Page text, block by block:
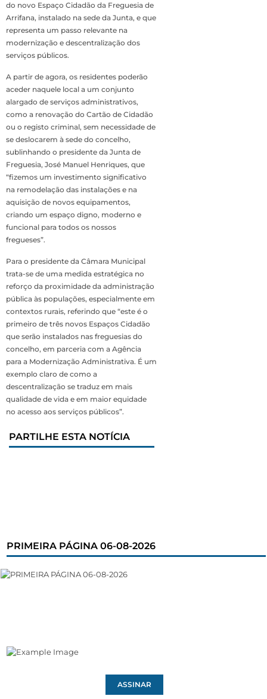
do novo Espaço Cidadão da Freguesia de
Arrifana, instalado na sede da Junta, e que
representa um passo relevante na
modernização e descentralização dos
serviços públicos.
A partir de agora, os residentes poderão
aceder naquele local a um conjunto
alargado de serviços administrativos,
como a renovação do Cartão de Cidadão
ou o registo criminal, sem necessidade de
se deslocarem à sede do concelho,
sublinhando o presidente da Junta de
Freguesia, José Manuel Henriques, que
“fizemos um investimento significativo
na remodelação das instalações e na
aquisição de novos equipamentos,
criando um espaço digno, moderno e
funcional para todos os nossos
fregueses”.
Para o presidente da Câmara Municipal
trata-se de uma medida estratégica no
reforço da proximidade da administração
pública às populações, especialmente em
contextos rurais, referindo que “este é o
primeiro de três novos Espaços Cidadão
que serão instalados nas freguesias do
concelho, em parceria com a Agência
para a Modernização Administrativa. É um
exemplo claro de como a
descentralização se traduz em mais
qualidade de vida e em maior equidade
no acesso aos serviços públicos”.
PARTILHE ESTA NOTÍCIA
PRIMEIRA PÁGINA 06-08-2026
ASSINAR